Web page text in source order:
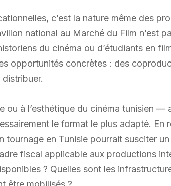
c’est la nature même des
national au Marché du Film n’est
du cinéma ou d’étudiants en
opportunités concrètes : des
ou à l’esthétique du cinéma tunisien —
le format le plus adapté. En
tournage en Tunisie pourrait susciter
fiscal applicable aux productions
? Quelles sont les